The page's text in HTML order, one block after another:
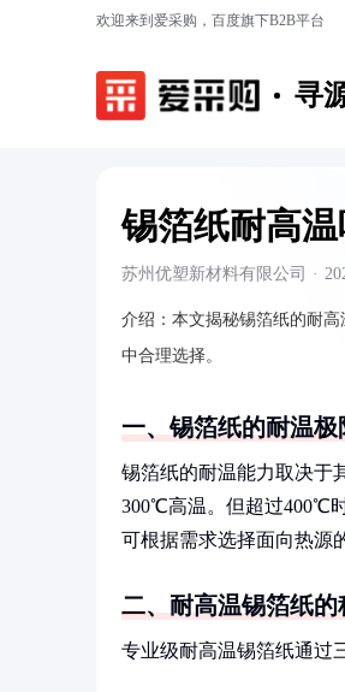
欢迎来到爱采购，百度旗下B2B平台
寻
锡箔纸耐高
苏州优塑新材料有限公司 ·
介绍： 本文揭秘锡箔纸的耐
中合理选择。
一、锡箔纸的耐温极
锡箔纸的耐温能力取决于
300℃高温。但超过400℃
可根据需求选择面向热源
二、耐高温锡箔纸的
专业级耐高温锡箔纸通过